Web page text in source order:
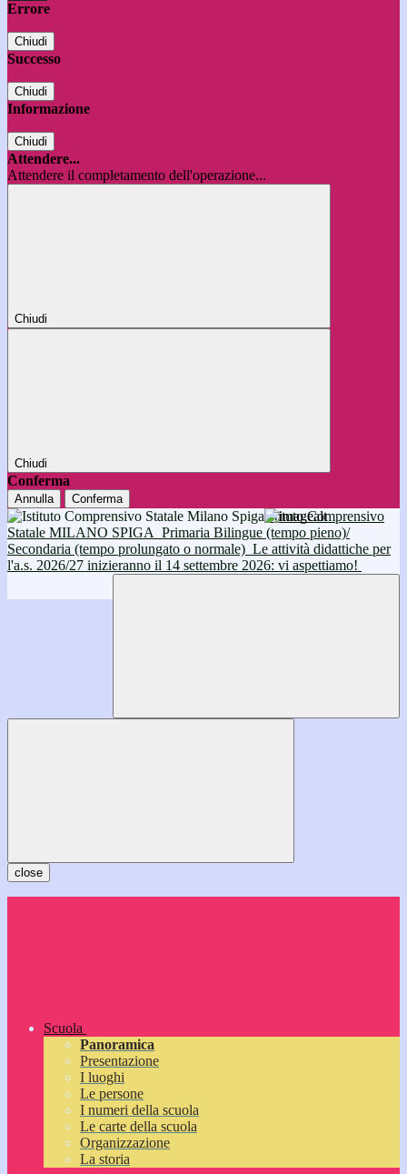
Errore
Chiudi
Successo
Chiudi
Informazione
Chiudi
Attendere...
Attendere il completamento dell'operazione...
Chiudi
Chiudi
Conferma
Annulla Conferma
Istituto Comprensivo
Statale MILANO SPIGA Primaria Bilingue (tempo pieno)/
Secondaria (tempo prolungato o normale) Le attività didattiche per
l'a.s. 2026/27 inizieranno il 14 settembre 2026: vi aspettiamo!
close
Scuola
Panoramica
Presentazione
I luoghi
Le persone
I numeri della scuola
Le carte della scuola
Organizzazione
La storia